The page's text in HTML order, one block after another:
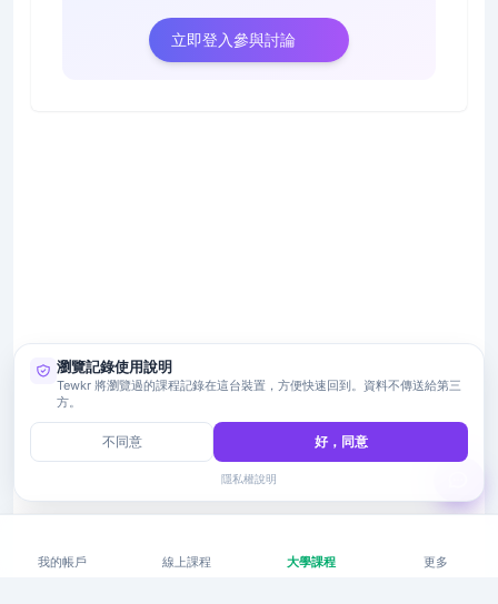
立即登入參與討論
我的帳戶 線上課程 大學課程 更多
瀏覽記錄使用說明
Tewkr 將瀏覽過的課程記錄在這台裝置，方便快速回到。資料不傳送給第三
方。
不同意 好，同意
隱私權說明